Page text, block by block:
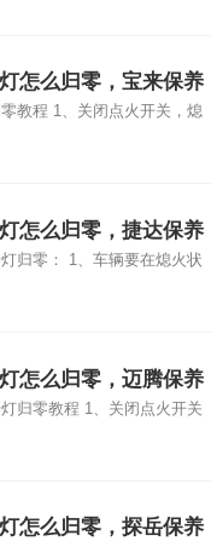
怎么归零，宝来保养
教程 1、关闭点火开关，熄
怎么归零，捷达保养
归零： 1、车辆要在熄火状
怎么归零，迈腾保养
归零教程 1、关闭点火开关
怎么归零，探岳保养